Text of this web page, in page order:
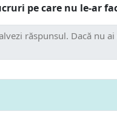
pe care nu le-ar